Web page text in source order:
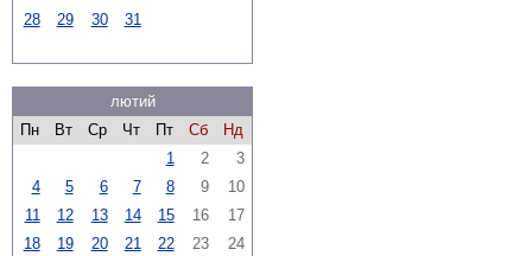
28
29 30 31
лютий
Пн
Вт Ср Чт Пт Сб
Нд
1
2
3
4
5 6 7 8 9
10
11
12 13 14 15 16
17
18
19 20 21 22 23
24